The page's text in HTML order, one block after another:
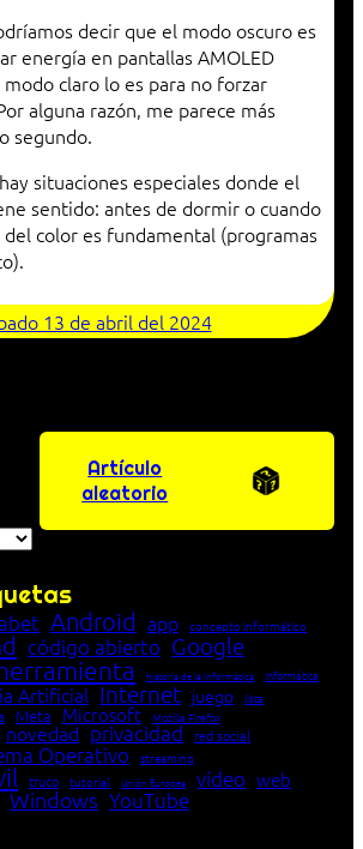
decir que el modo oscuro es
energía en pantallas AMOLED
claro lo es para no forzar
alguna razón, me parece más
segundo.
situaciones especiales donde el
sentido: antes de dormir o cuando
color es fundamental (programas
13 de abril del 2024
Artículo
aleatorio
Android app concepto informático
código abierto Google
historia de la Informática Informática
Artificial Internet juego lista
Meta Microsoft Mozilla Firefox
novedad privacidad red social
Operativo streaming
truco tutorial Unión Europea vídeo web
Windows YouTube